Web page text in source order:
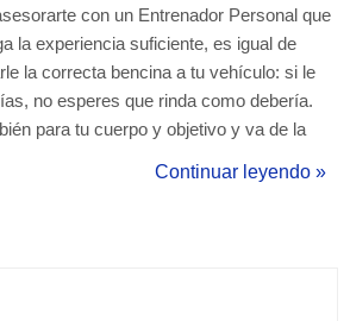
con un Entrenador Personal que
la experiencia suficiente, es igual de
la correcta bencina a tu vehículo: si le
no esperes que rinda como debería.
para tu cuerpo y objetivo y va de la
puede que no consigas los resultados q...
Continuar leyendo »